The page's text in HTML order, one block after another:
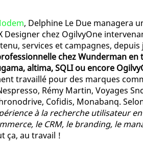
, Delphine Le Due managera
chez OgilvyOne
services et campagnes, depuis
chez Wunderman en
altima, SQLI ou encore
travaillé pour des marques
Rémy Martin, Voyages
Cofidis, Monabanq.
à la recherche utilisateur
le CRM, le branding, le
ça, au travail !